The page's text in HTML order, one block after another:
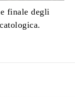
finale degli